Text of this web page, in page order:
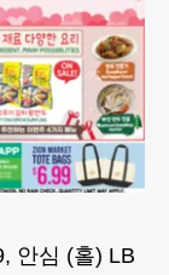
안심 (홀) LB